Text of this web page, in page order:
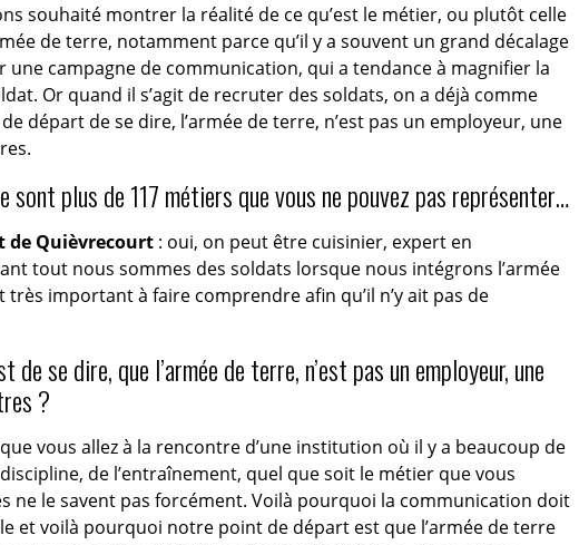
souhaité montrer la réalité de ce qu’est le métier, ou plutôt celle
de terre, notamment parce qu’il y a souvent un grand décalage
campagne de communication, qui a tendance à magnifier la
Or quand il s’agit de recruter des soldats, on a déjà comme
départ de se dire, l’armée de terre, n’est pas un employeur, une
sont plus de 117 métiers que vous ne pouvez pas représenter…
de Quièvrecourt: oui, on peut être cuisinier, expert en
tout nous sommes des soldats lorsque nous intégrons l’armée
très important à faire comprendre afin qu’il n’y ait pas de
se dire, que l’armée de terre, n’est pas un employeur, une
?
vous allez à la rencontre d’une institution où il y a beaucoup de
de l’entraînement, quel que soit le métier que vous
ne le savent pas forcément. Voilà pourquoi la communication doit
et voilà pourquoi notre point de départ est que l’armée de terre